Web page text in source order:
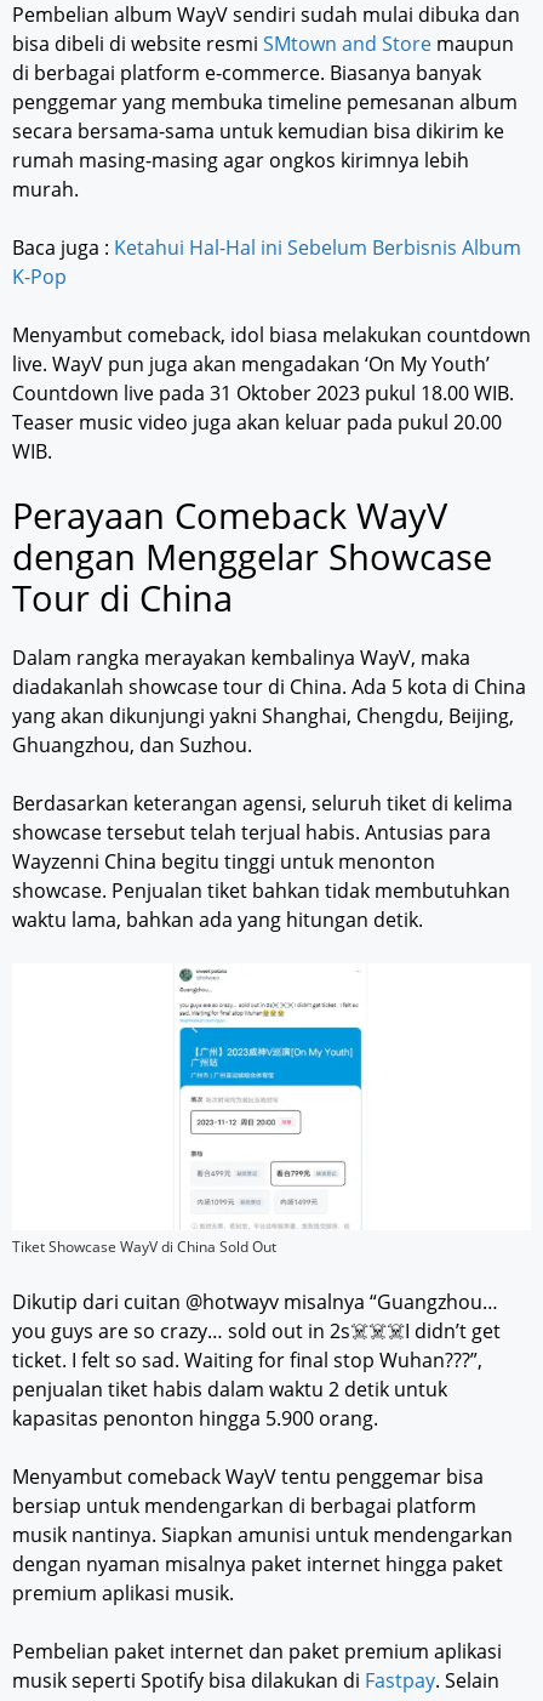
Pembelian album WayV sendiri sudah mulai dibuka dan
bisa dibeli di website resmi SMtown and Store maupun
di berbagai platform e-commerce. Biasanya banyak
penggemar yang membuka timeline pemesanan album
secara bersama-sama untuk kemudian bisa dikirim ke
rumah masing-masing agar ongkos kirimnya lebih
murah.
Baca juga : Ketahui Hal-Hal ini Sebelum Berbisnis Album
K-Pop
Menyambut comeback, idol biasa melakukan countdown
live. WayV pun juga akan mengadakan ‘On My Youth’
Countdown live pada 31 Oktober 2023 pukul 18.00 WIB.
Teaser music video juga akan keluar pada pukul 20.00
WIB.
Perayaan Comeback WayV
dengan Menggelar Showcase
Tour di China
Dalam rangka merayakan kembalinya WayV, maka
diadakanlah showcase tour di China. Ada 5 kota di China
yang akan dikunjungi yakni Shanghai, Chengdu, Beijing,
Ghuangzhou, dan Suzhou.
Berdasarkan keterangan agensi, seluruh tiket di kelima
showcase tersebut telah terjual habis. Antusias para
Wayzenni China begitu tinggi untuk menonton
showcase. Penjualan tiket bahkan tidak membutuhkan
waktu lama, bahkan ada yang hitungan detik.
Tiket Showcase WayV di China Sold Out
Dikutip dari cuitan @hotwayv misalnya “Guangzhou…
you guys are so crazy… sold out in 2s☠️☠️☠️I didn’t get
ticket. I felt so sad. Waiting for final stop Wuhan???”,
penjualan tiket habis dalam waktu 2 detik untuk
kapasitas penonton hingga 5.900 orang.
Menyambut comeback WayV tentu penggemar bisa
bersiap untuk mendengarkan di berbagai platform
musik nantinya. Siapkan amunisi untuk mendengarkan
dengan nyaman misalnya paket internet hingga paket
premium aplikasi musik.
Pembelian paket internet dan paket premium aplikasi
musik seperti Spotify bisa dilakukan di Fastpay. Selain